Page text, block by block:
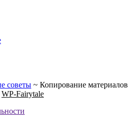
советы ~ Копирование материалов
WP-Fairytale